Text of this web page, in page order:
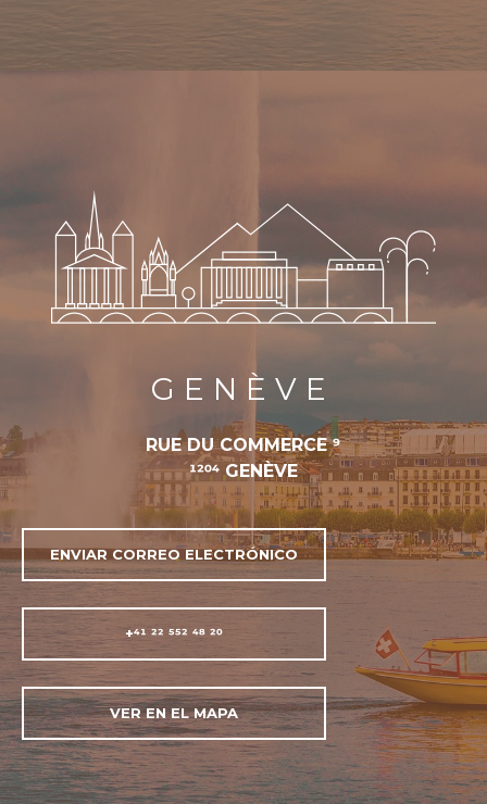
ENVIAR CORREO ELECTRÓNICO
+41 22 552 48 20
VER EN EL MAPA
GENÈVE
RUE DU COMMERCE 9
1204 GENÈVE